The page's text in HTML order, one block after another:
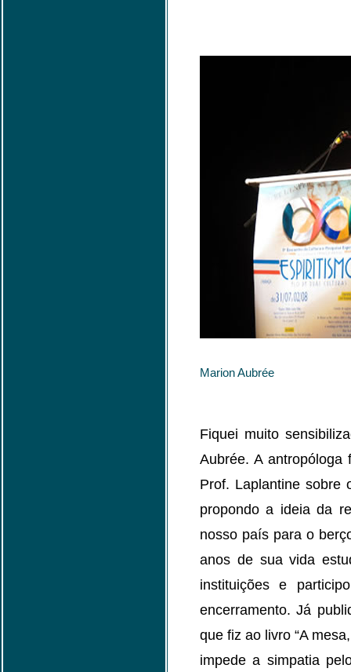
Marion Aubrée
Fiquei muito
Aubrée. A
Prof. Laplantine sobre
propondo a ideia da
nosso país para o
anos de sua vida
instituições e
encerramento. Já
que fiz ao livro “A
impede a simpatia